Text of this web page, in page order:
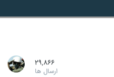
29,866
ارسال ها